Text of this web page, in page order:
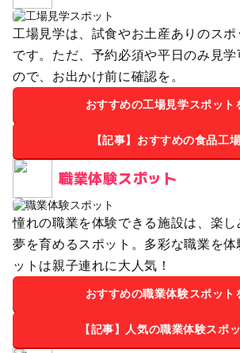
工場見学は、試食やお土産ありのス
です。ただ、予約必須や平日のみ見学
ので、お出かけ前に確認を。
おすすめの工場見学スポット
【記事】おすすめの食品工
職業体験スポット
憧れの職業を体験できる施設は、楽
夢を育めるスポット。多彩な職業を
ットは親子連れに大人気！
おすすめの職業体験スポット
【記事】人気の職業体験スポ